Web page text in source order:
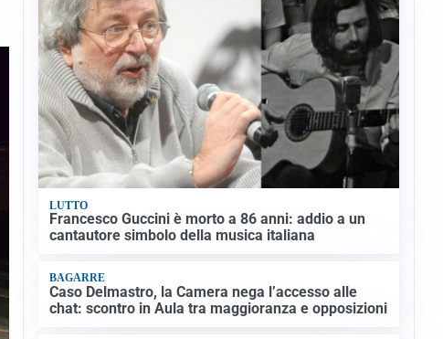
LUTTO
Francesco Guccini è morto a 86 anni: addio a un
cantautore simbolo della musica italiana
BAGARRE
Caso Delmastro, la Camera nega l’accesso alle
chat: scontro in Aula tra maggioranza e opposizioni